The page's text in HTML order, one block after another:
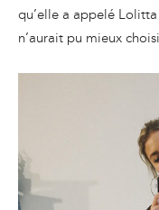
qu’elle a appelé
n’aurait pu mieux